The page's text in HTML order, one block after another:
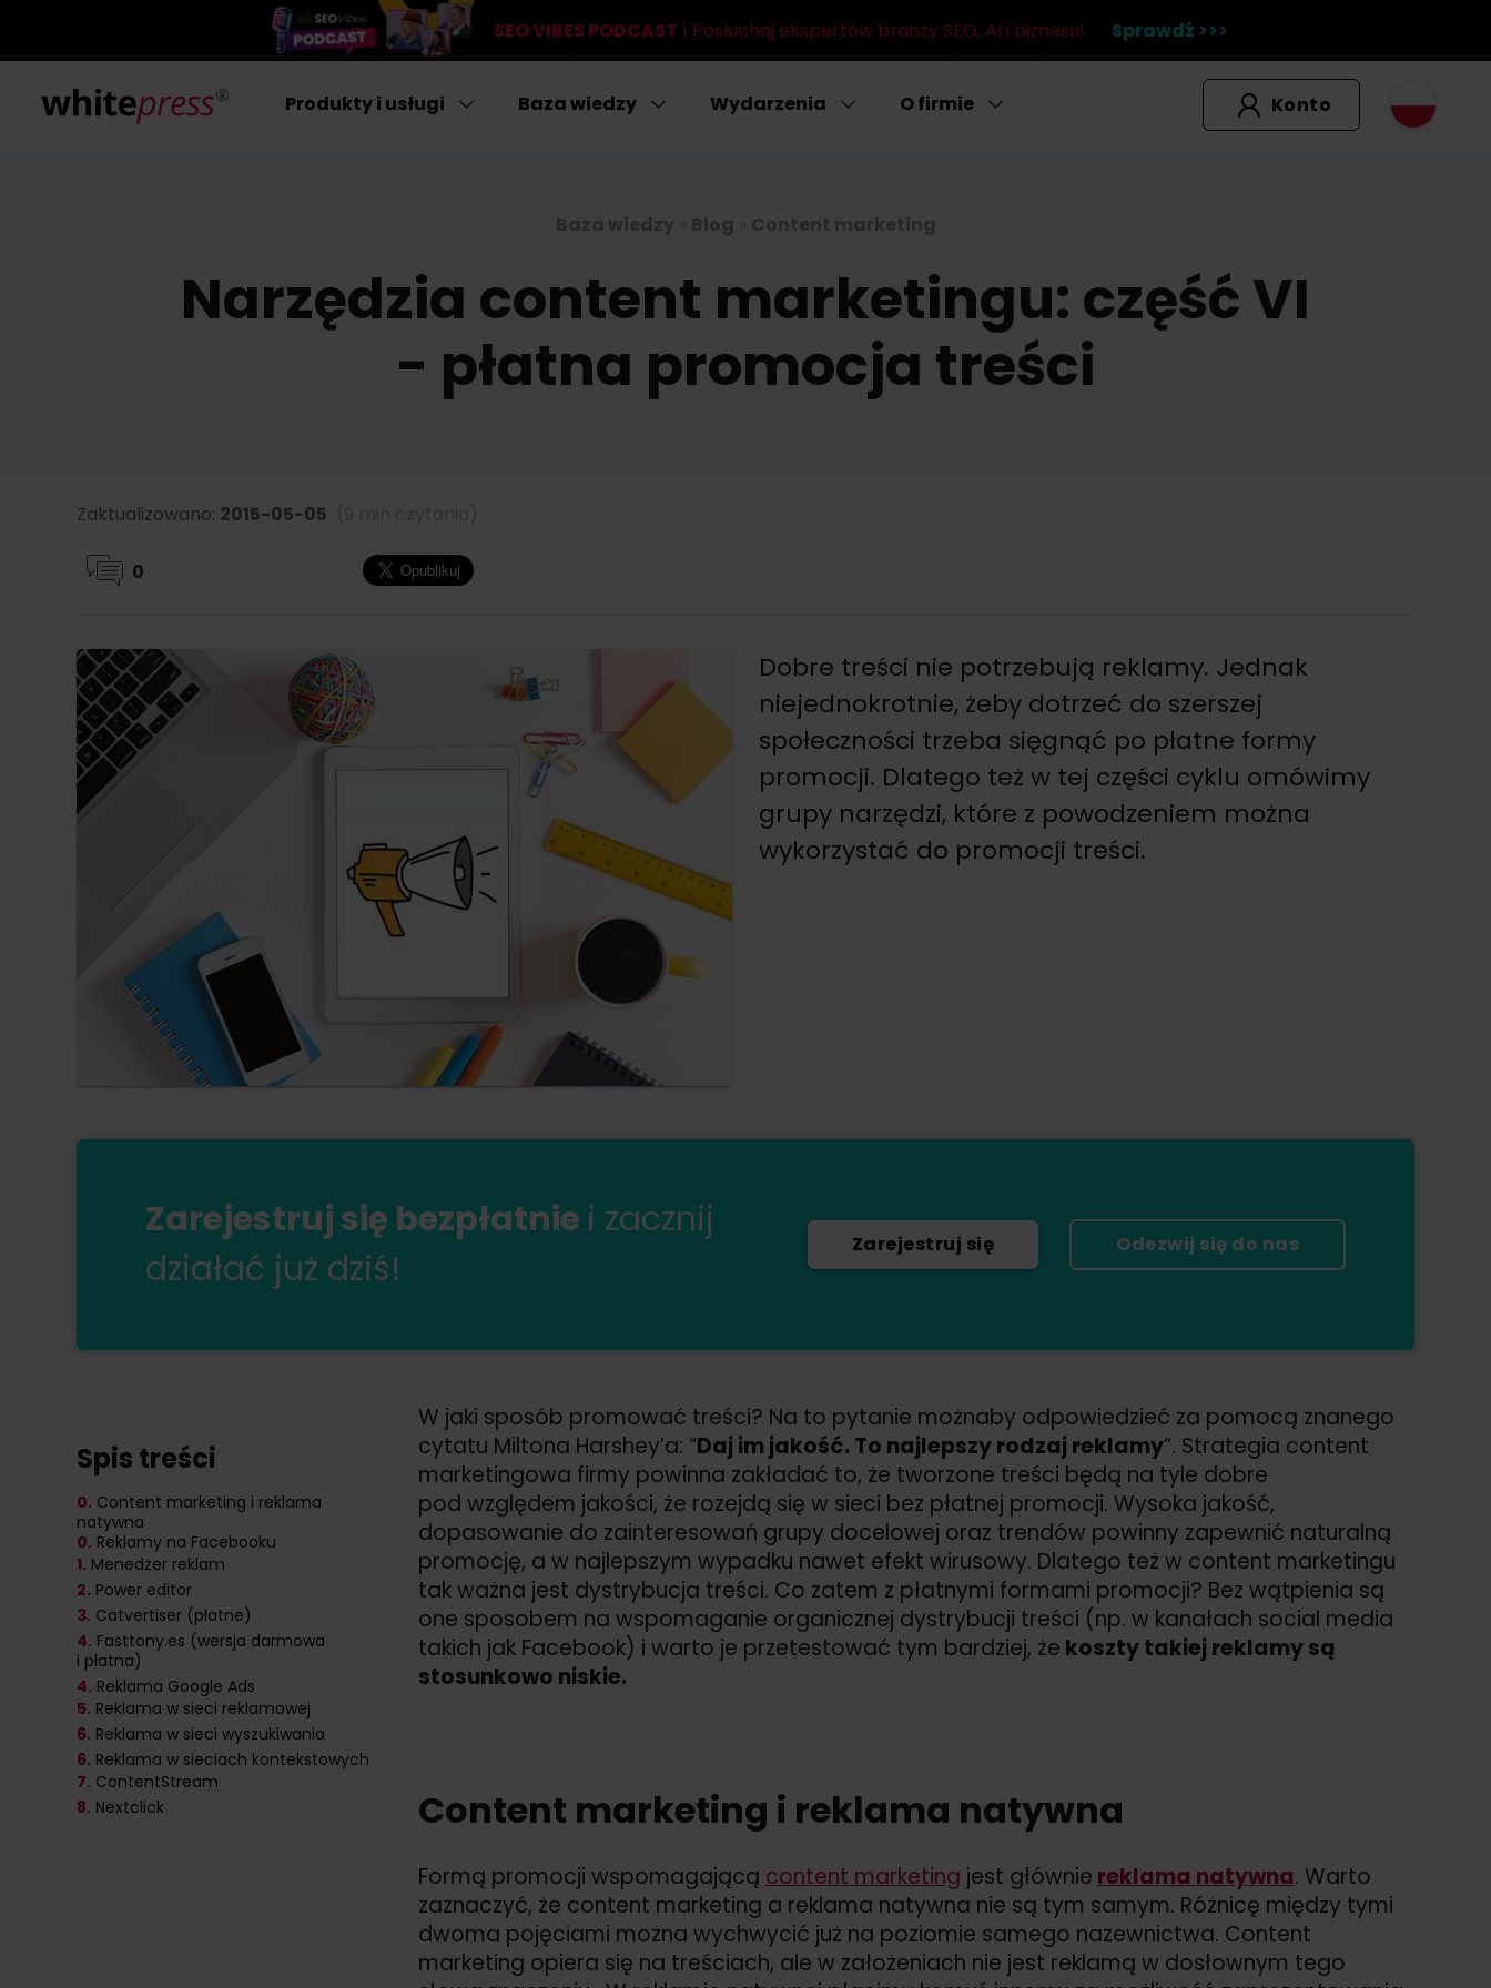
SEO VIBES PODCAST | Posłuchaj ekspertów branży SEO, AI i biznesu! Sprawdź >>>
Produkty i usługi Baza wiedzy Wydarzenia O firmie Konto
Baza wiedzy Blog Content marketing
Narzędzia content marketingu: część VI
- płatna promocja treści
Zaktualizowano: 2015-05-05
0
Dobre treści nie potrzebują reklamy. Jednak
niejednokrotnie, żeby dotrzeć do szerszej
społeczności trzeba sięgnąć po płatne formy
promocji. Dlatego też w tej części cyklu omówimy
grupy narzędzi, które z powodzeniem można
wykorzystać do promocji treści.
Zarejestruj się bezpłatnie i zacznij
działać już dziś!
Zarejestruj się Odezwij się do nas
Spis treści
0. Content marketing i reklama
natywna
0. Reklamy na Facebooku
1. Menedżer reklam
2. Power editor
3. Catvertiser (płatne)
4. Fasttony.es (wersja darmowa
i płatna)
4. Reklama Google Ads
5. Reklama w sieci reklamowej
6. Reklama w sieci wyszukiwania
6. Reklama w sieciach kontekstowych
7. ContentStream
8. Nextclick
W jaki sposób promować treści? Na to pytanie możnaby odpowiedzieć za pomocą znanego
cytatu Miltona Harshey’a: “Daj im jakość. To najlepszy rodzaj reklamy”. Strategia content
marketingowa firmy powinna zakładać to, że tworzone treści będą na tyle dobre
pod względem jakości, że rozejdą się w sieci bez płatnej promocji. Wysoka jakość,
dopasowanie do zainteresowań grupy docelowej oraz trendów powinny zapewnić naturalną
promocję, a w najlepszym wypadku nawet efekt wirusowy. Dlatego też w content marketingu
tak ważna jest dystrybucja treści. Co zatem z płatnymi formami promocji? Bez wątpienia są
one sposobem na wspomaganie organicznej dystrybucji treści (np. w kanałach social media
takich jak Facebook) i warto je przetestować tym bardziej, że koszty takiej reklamy są
stosunkowo niskie.
Content marketing i reklama natywna
Formą promocji wspomagającą content marketing jest głównie reklama natywna. Warto
zaznaczyć, że content marketing a reklama natywna nie są tym samym. Różnicę między tymi
dwoma pojęciami można wychwycić już na poziomie samego nazewnictwa. Content
marketing opiera się na treściach, ale w założeniach nie jest reklamą w dosłownym tego